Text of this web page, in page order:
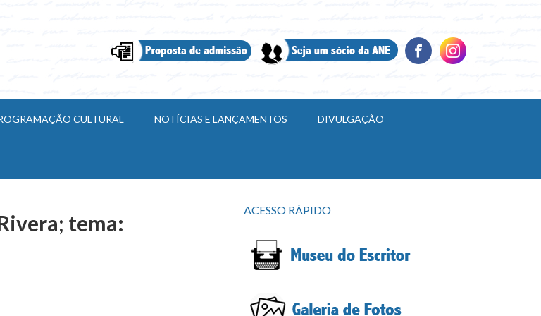
CULTURAL NOTÍCIAS E LANÇAMENTOS DIVULGAÇÃO
tema:
ACESSO RÁPIDO